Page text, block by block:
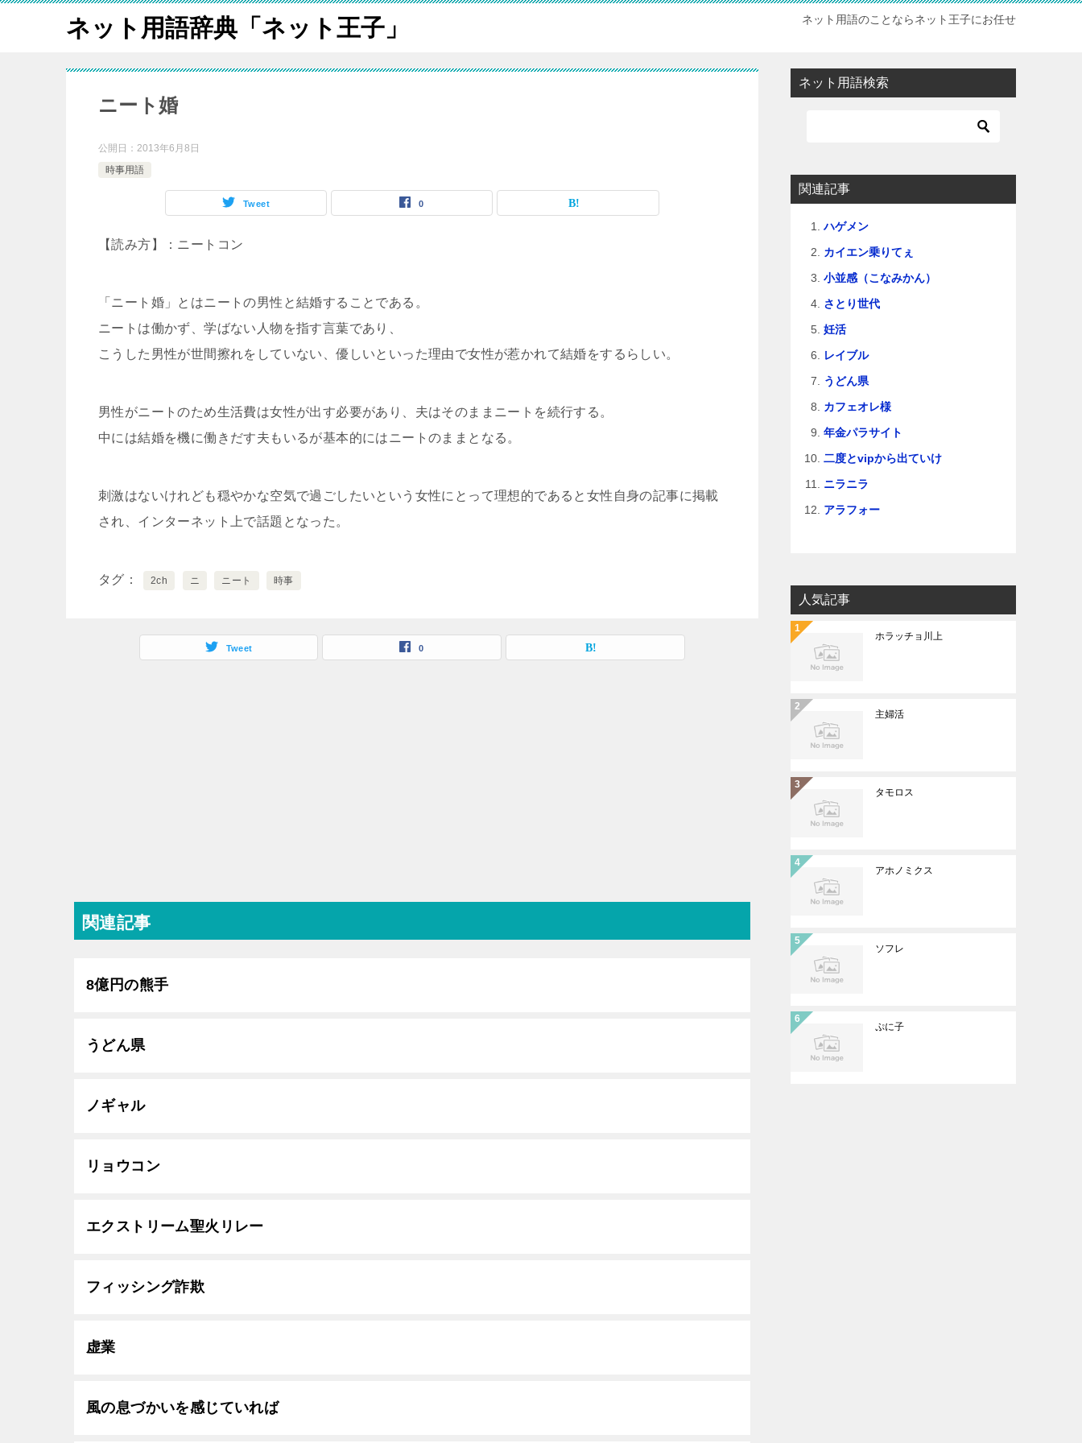
ネット用語辞典「ネット王子」 ネット用語のことならネット王子にお任せ
ニート婚
公開日： 2013年6月8日
時事用語
Tweet 0
【読み方】：ニートコン
「ニート婚」とはニートの男性と結婚することである。
ニートは働かず、学ばない人物を指す言葉であり、
こうした男性が世間擦れをしていない、優しいといった理由で女性が惹かれて結婚をするらしい。
男性がニートのため生活費は女性が出す必要があり、夫はそのままニートを続行する。
中には結婚を機に働きだす夫もいるが基本的にはニートのままとなる。
刺激はないけれども穏やかな空気で過ごしたいという女性にとって理想的であると女性自身の記事に掲載
され、インターネット上で話題となった。
タグ 2ch ニ ニート 時事
Tweet 0
関連記事
8億円の熊手
うどん県
ノギャル
リョウコン
エクストリーム聖火リレー
フィッシング詐欺
虚業
風の息づかいを感じていれば
ネット用語検索
関連記事
ハゲメン
カイエン乗りてぇ
小並感（こなみかん）
さとり世代
妊活
レイブル
うどん県
カフェオレ様
年金パラサイト
二度とvipから出ていけ
ニラニラ
アラフォー
人気記事
ホラッチョ川上
主婦活
タモロス
アホノミクス
ソフレ
ぷに子